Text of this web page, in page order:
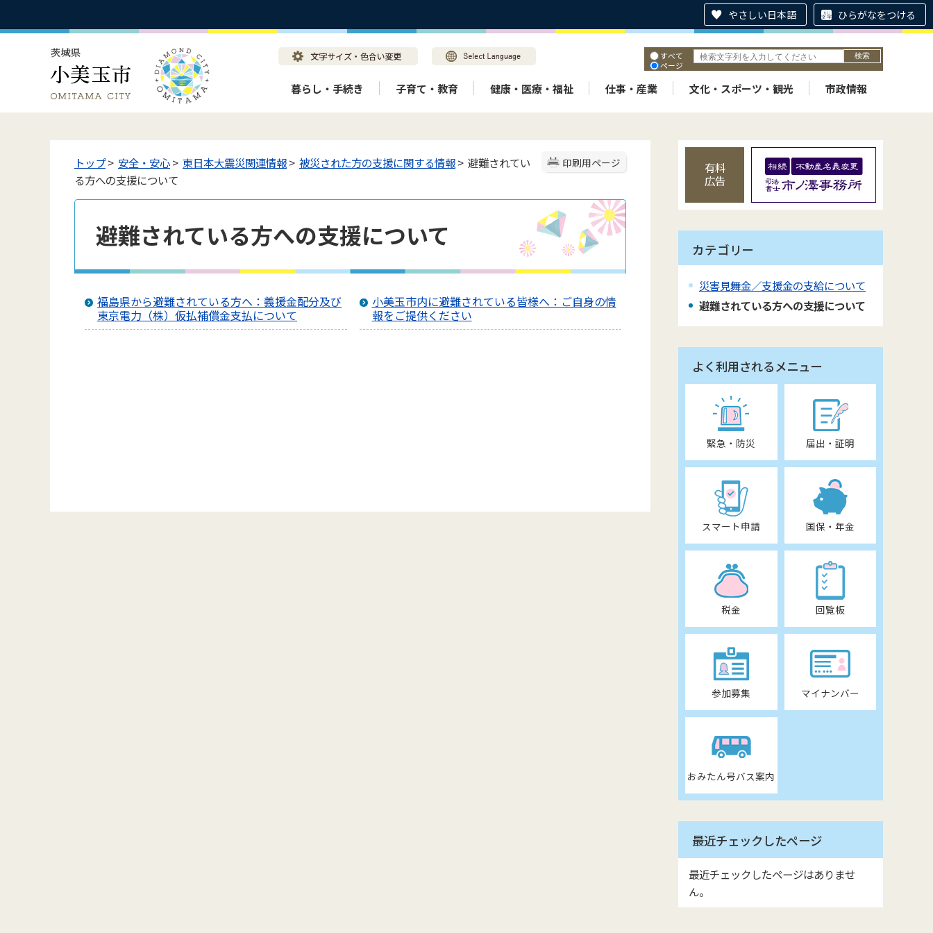
やさしい日本語 ひらがなをつける
すべて
ページ
暮らし・手続き 子育て・教育 健康・医療・福祉 仕事・産業 文化・スポーツ・観光 市政情報
印刷用ページ
トップ> 安全・安心> 東日本大震災関連情報> 被災された方の支援に関する情報> 避難されてい
る方への支援について
避難されている方への支援について
福島県から避難されている方へ：義援金配分及び
東京電力（株）仮払補償金支払について
小美玉市内に避難されている皆様へ：ご自身の情
報をご提供ください
有料
広告
カテゴリー
災害見舞金／支援金の支給について
避難されている方への支援について
よく利用されるメニュー
緊急・防災 届出・証明
スマート申請 国保・年金
税金 回覧板
参加募集 マイナンバー
おみたん号バス案内
最近チェックしたページ
最近チェックしたページはありませ
ん。